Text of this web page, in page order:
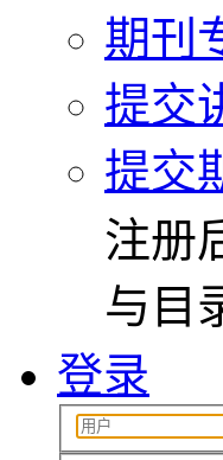
期刊
提交
提交
注册
与目
登录